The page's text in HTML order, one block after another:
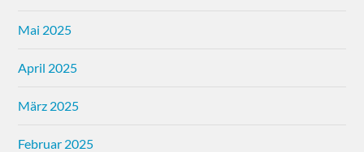
Mai 2025
April 2025
März 2025
Februar 2025